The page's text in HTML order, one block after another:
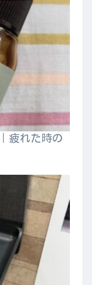
疲れた時の